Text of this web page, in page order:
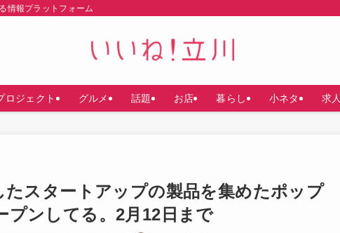
情報プラットフォーム
ロジェクト グルメ 話題 お店 暮らし 小ネタ 求人
スタートアップの製品を集めたポップ
ンしてる。2月12日まで